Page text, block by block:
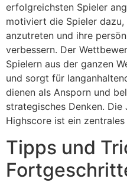
erfolgreichsten Spieler
motiviert die Spieler
anzutreten und ihre
verbessern. Der
Spielern aus der ganzen
und sorgt für
dienen als Ansporn und
strategisches Denken.
Highscore ist ein
Tipps und